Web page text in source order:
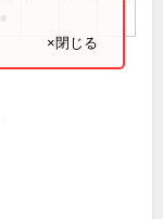
×閉じる